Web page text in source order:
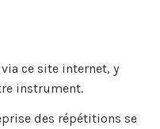
ce site internet, y
instrument.
des répétitions se